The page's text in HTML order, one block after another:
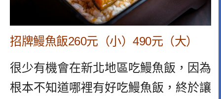
招牌鰻魚飯260元（小）490元（大）
很少有機會在新北地區吃鰻魚飯， 因為
根本不知道哪裡有好吃鰻魚飯， 終於讓